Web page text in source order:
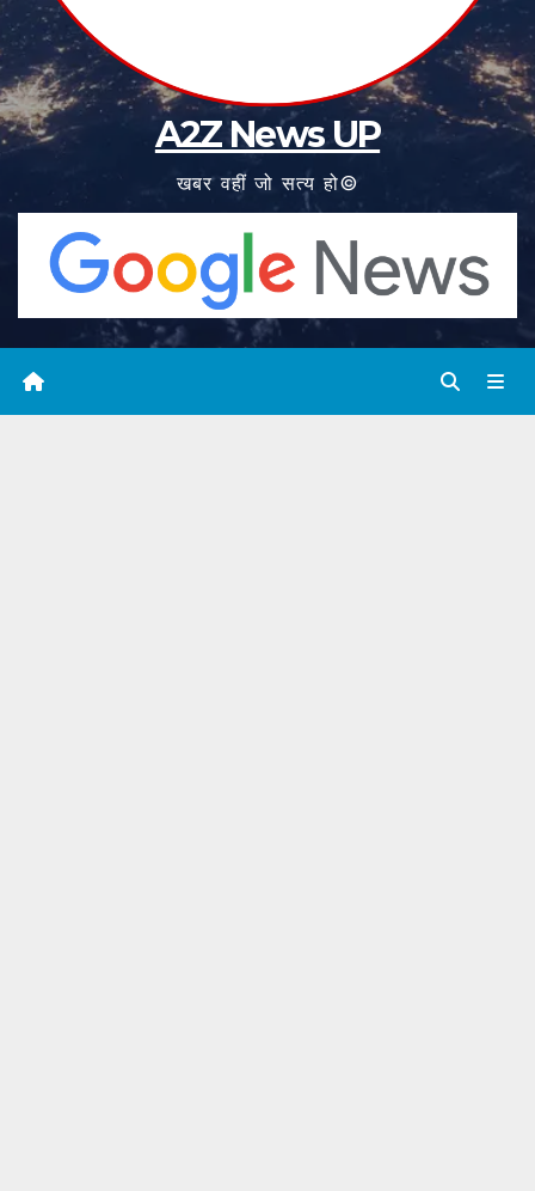
A2Z News UP
खबर वहीं जो सत्य हो©